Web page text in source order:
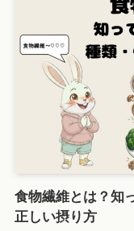
食物繊維とは？知
正しい摂り方